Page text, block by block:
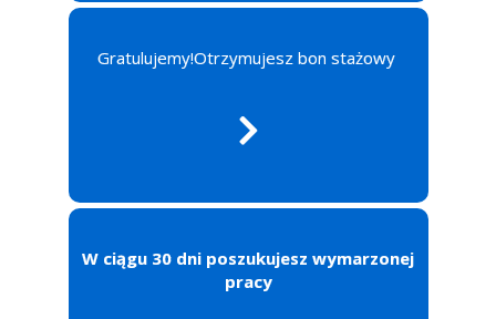
Gratulujemy!Otrzymujesz bon stażowy
W ciągu 30 dni poszukujesz wymarzonej
pracy